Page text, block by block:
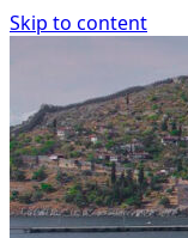
Skip to content